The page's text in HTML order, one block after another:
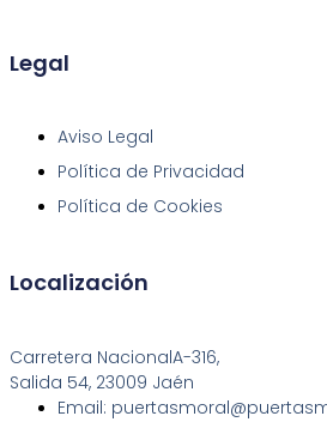
Legal
Aviso Legal
Política de Privacidad
Política de Cookies
Localización
Carretera NacionalA-316,
Salida 54, 23009 Jaén
Email: